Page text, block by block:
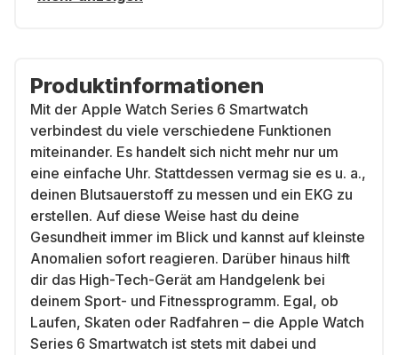
Produktinformationen
Mit der Apple Watch Series 6 Smartwatch
verbindest du viele verschiedene Funktionen
miteinander. Es handelt sich nicht mehr nur um
eine einfache Uhr. Stattdessen vermag sie es u. a.,
deinen Blutsauerstoff zu messen und ein EKG zu
erstellen. Auf diese Weise hast du deine
Gesundheit immer im Blick und kannst auf kleinste
Anomalien sofort reagieren. Darüber hinaus hilft
dir das High-Tech-Gerät am Handgelenk bei
deinem Sport- und Fitnessprogramm. Egal, ob
Laufen, Skaten oder Radfahren – die Apple Watch
Series 6 Smartwatch ist stets mit dabei und